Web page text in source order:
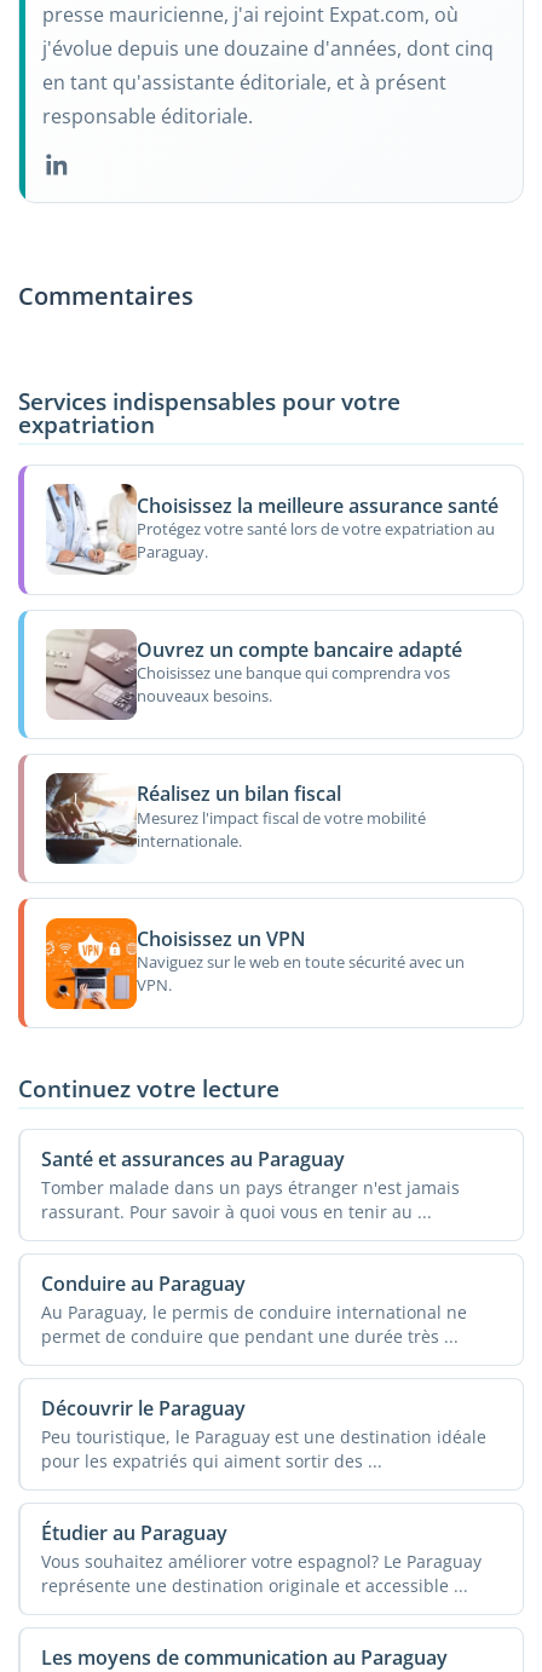
presse mauricienne, j'ai rejoint Expat.com, où
j'évolue depuis une douzaine d'années, dont cinq
en tant qu'assistante éditoriale, et à présent
responsable éditoriale.
Commentaires
Services indispensables pour votre
expatriation
Choisissez la meilleure assurance santé
Protégez votre santé lors de votre expatriation au
Paraguay.
Ouvrez un compte bancaire adapté
Choisissez une banque qui comprendra vos
nouveaux besoins.
Réalisez un bilan fiscal
Mesurez l'impact fiscal de votre mobilité
internationale.
Choisissez un VPN
Naviguez sur le web en toute sécurité avec un
VPN.
Continuez votre lecture
Santé et assurances au Paraguay
Tomber malade dans un pays étranger n'est jamais
rassurant. Pour savoir à quoi vous en tenir au ...
Conduire au Paraguay
Au Paraguay, le permis de conduire international ne
permet de conduire que pendant une durée très ...
Découvrir le Paraguay
Peu touristique, le Paraguay est une destination idéale
pour les expatriés qui aiment sortir des ...
Étudier au Paraguay
Vous souhaitez améliorer votre espagnol? Le Paraguay
représente une destination originale et accessible ...
Les moyens de communication au Paraguay